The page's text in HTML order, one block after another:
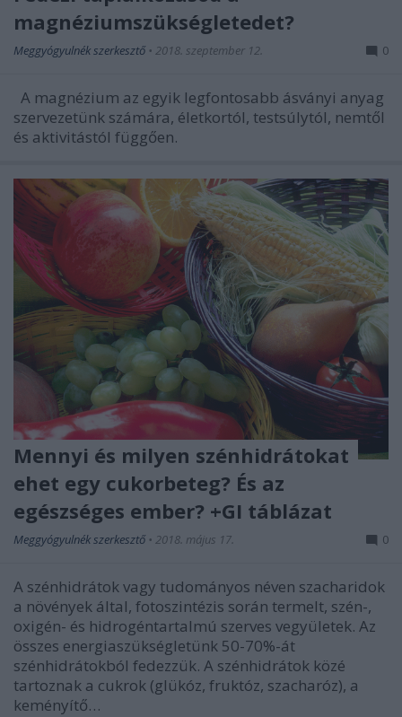
magnéziumszükségletedet?
Meggyógyulnék szerkesztő • 2018. szeptember 12. 0
A magnézium az egyik legfontosabb ásványi anyag
szervezetünk számára, életkortól, testsúlytól, nemtől
és aktivitástól függően.
Mennyi és milyen szénhidrátokat
ehet egy cukorbeteg? És az
egészséges ember? +GI táblázat
Meggyógyulnék szerkesztő • 2018. május 17. 0
A szénhidrátok vagy tudományos néven szacharidok
a növények által, fotoszintézis során termelt, szén-,
oxigén- és hidrogéntartalmú szerves vegyületek. Az
összes energiaszükségletünk 50-70%-át
szénhidrátokból fedezzük. A szénhidrátok közé
tartoznak a cukrok (glükóz, fruktóz, szacharóz), a
keményítő…